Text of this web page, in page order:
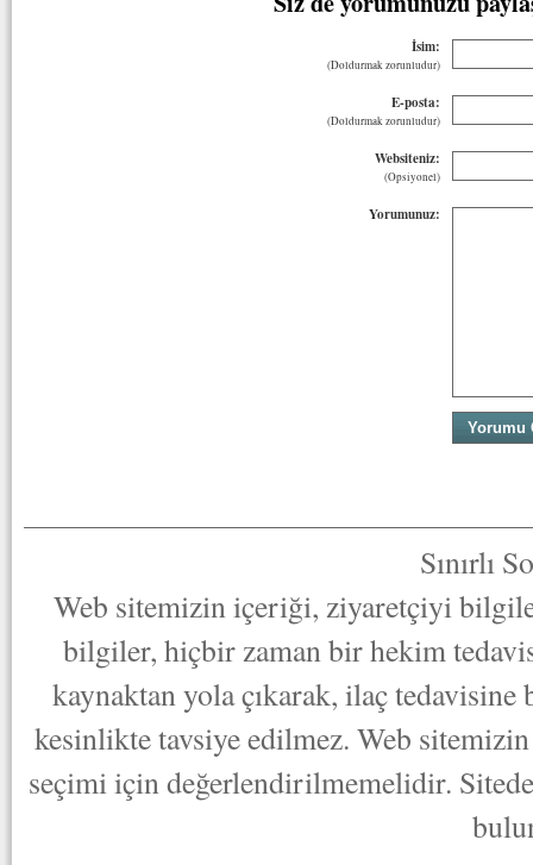
İsim:
(Doldurmak zorunludur)
E-posta:
(Doldurmak zorunludur)
Websiteniz:
(Opsiyonel)
Yorumunuz:
Sınırlı
Web sitemizin içeriği, ziyaretçiyi
bilgiler, hiçbir zaman bir hekim
kaynaktan yola çıkarak, ilaç
kesinlikte tavsiye edilmez. Web
seçimi için değerlendirilmemelidir.